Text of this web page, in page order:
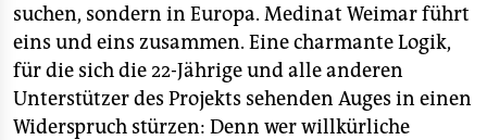
suchen, sondern in Europa. Medinat Weimar führt
eins und eins zusammen. Eine charmante Logik,
für die sich die 22-Jährige und alle anderen
Unterstützer des Projekts sehenden Auges in einen
Widerspruch stürzen: Denn wer willkürliche